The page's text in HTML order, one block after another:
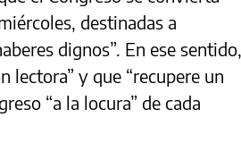
destinadas a
dignos”. En ese sentido,
lectora” y que “recupere un
“a la locura” de cada